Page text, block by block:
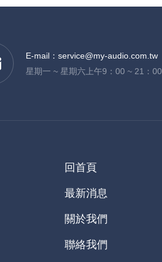
E-mail：service@my-audio.com.tw
星期一 ~ 星期六上午9：00 ~ 21：00
回首頁
最新消息
關於我們
聯絡我們